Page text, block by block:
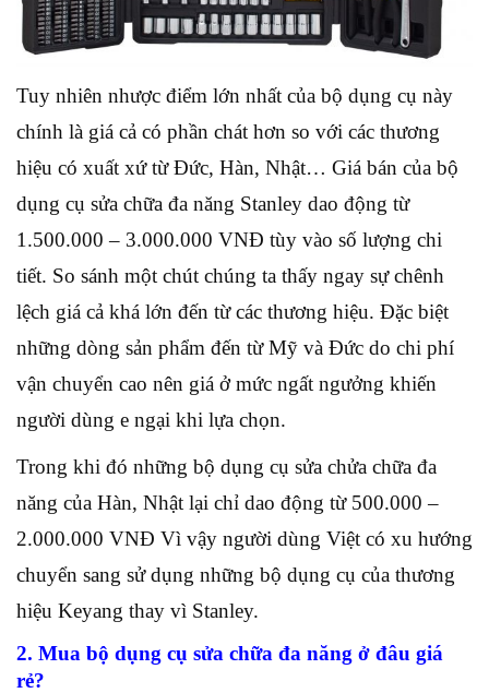
Tuy nhiên nhược điểm lớn nhất của bộ dụng cụ này
chính là giá cả có phần chát hơn so với các thương
hiệu có xuất xứ từ Đức, Hàn, Nhật… Giá bán của bộ
dụng cụ sửa chữa đa năng Stanley dao động từ
1.500.000 – 3.000.000 VNĐ tùy vào số lượng chi
tiết. So sánh một chút chúng ta thấy ngay sự chênh
lệch giá cả khá lớn đến từ các thương hiệu. Đặc biệt
những dòng sản phẩm đến từ Mỹ và Đức do chi phí
vận chuyển cao nên giá ở mức ngất ngưởng khiến
người dùng e ngại khi lựa chọn.
Trong khi đó những bộ dụng cụ sửa chửa chữa đa
năng của Hàn, Nhật lại chỉ dao động từ 500.000 –
2.000.000 VNĐ Vì vậy người dùng Việt có xu hướng
chuyển sang sử dụng những bộ dụng cụ của thương
hiệu Keyang thay vì Stanley.
2. Mua bộ dụng cụ sửa chữa đa năng ở đâu giá
rẻ?